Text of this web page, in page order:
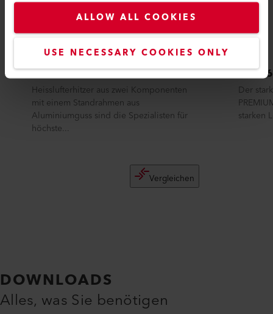
ALLOW ALL COOKIES
USE NECESSARY COOKIES ONLY
LHS 61L CLASSIC
Heisslufterhitzer aus zwei Komponenten
mit einem Standrahmen aus
Aluminiumguss sind die Spezialisten für
höchste...
Vergleichen
LHS
Der
starken
DOWNLOADS
Alles, was Sie benötigen